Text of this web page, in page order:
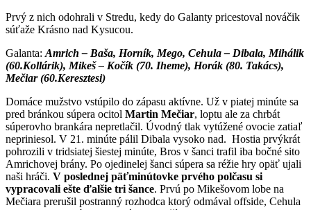
Prvý z nich odohrali v Stredu, kedy do Galanty pricestoval nováčik
súťaže Krásno nad Kysucou.
Galanta: Amrich – Baša, Horník, Mego, Cehula – Dibala, Mihálik
(60.Kollárik), Mikeš – Kočík (70. Iheme), Horák (80. Takács),
Mečiar (60.Keresztesi)
Domáce mužstvo vstúpilo do zápasu aktívne. Už v piatej minúte sa
pred bránkou súpera ocitol Martin Mečiar, loptu ale za chrbát
súperovho brankára nepretlačil. Úvodný tlak vytúžené ovocie zatiaľ
nepriniesol. V 21. minúte pálil Dibala vysoko nad. Hostia prvýkrát
pohrozili v tridsiatej šiestej minúte, Bros v šanci trafil iba bočné sito
Amrichovej brány. Po ojedinelej šanci súpera sa réžie hry opäť ujali
naši hráči. V poslednej päťminútovke prvého polčasu si
vypracovali ešte ďalšie tri šance. Prvú po Mikešovom lobe na
Mečiara prerušil postranný rozhodca ktorý odmával offside, Cehula